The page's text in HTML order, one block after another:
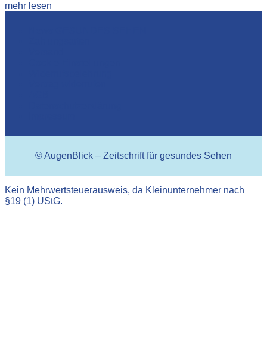
mehr lesen
© AugenBlick – Zeitschrift für gesundes Sehen
Kein Mehrwertsteuerausweis, da Kleinunternehmer nach
§19 (1) UStG.